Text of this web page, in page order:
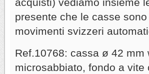
acquisti) vediamo insieme
presente che le casse
movimenti svizzeri
Ref.10768: cassa ø 42
microsabbiato, fondo a